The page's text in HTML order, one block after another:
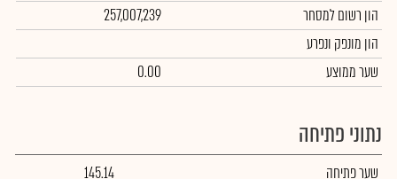
הון רשום למסחר
257,007,239
הון מונפק ונפרע
שער ממוצע
0.00
נתוני פתיחה
שער פתיחה 145.14